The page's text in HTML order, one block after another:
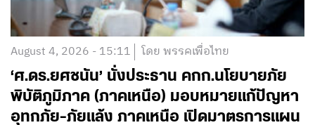
August 4, 2026 - 15:11 โดย พรรคเพื่อไทย
‘ศ.ดร.ยศชนัน’ นั่งประธาน คกก.นโยบายภัย
พิบัติภูมิภาค (ภาคเหนือ) มอบหมายแก้ปัญหา
อุทกภัย-ภัยแล้ง ภาคเหนือ เปิดมาตรการแผน